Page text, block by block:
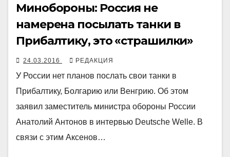
Минобороны: Россия не
намерена посылать танки в
Прибалтику, это «страшилки»
24.03.2016 РЕДАКЦИЯ
У России нет планов послать свои танки в
Прибалтику, Болгарию или Венгрию. Об этом
заявил заместитель министра обороны России
Анатолий Антонов в интервью Deutsche Welle. В
связи с этим Аксенов…